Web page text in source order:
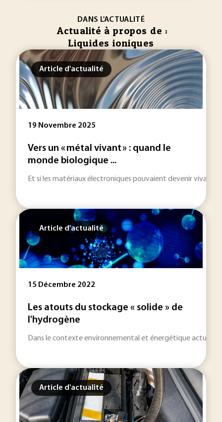
DANS L'ACTUALITÉ
Actualité à propos de :
Liquides ioniques
Article d'actualité
19 Novembre 2025
Vers un « métal vivant » : quand le
monde biologique ...
Et si les matériaux électroniques pouvaient devenir vivants
Article d'actualité
15 Décembre 2022
Les atouts du stockage « solide » de
l'hydrogène
Dans le contexte environnemental et énergétique actuel,
Article d'actualité